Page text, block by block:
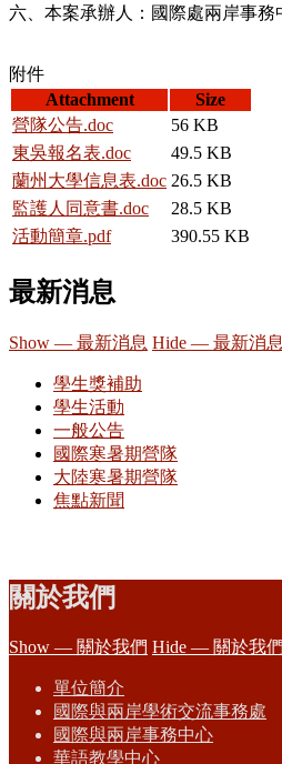
六、本案承辦人：國際處兩岸事務
附件
Attachment
Size
營隊公告.doc
56 KB
東吳報名表.doc
49.5 KB
蘭州大學信息表.doc 26.5 KB
監護人同意書.doc
28.5 KB
活動簡章.pdf
390.55 KB
最新消息
Show — 最新消息 Hide — 最新消息
學生獎補助
學生活動
一般公告
國際寒暑期營隊
大陸寒暑期營隊
焦點新聞
關於我們
Show — 關於我們 Hide — 關於我們
單位簡介
國際與兩岸學術交流事務處
國際與兩岸事務中心
華語教學中心